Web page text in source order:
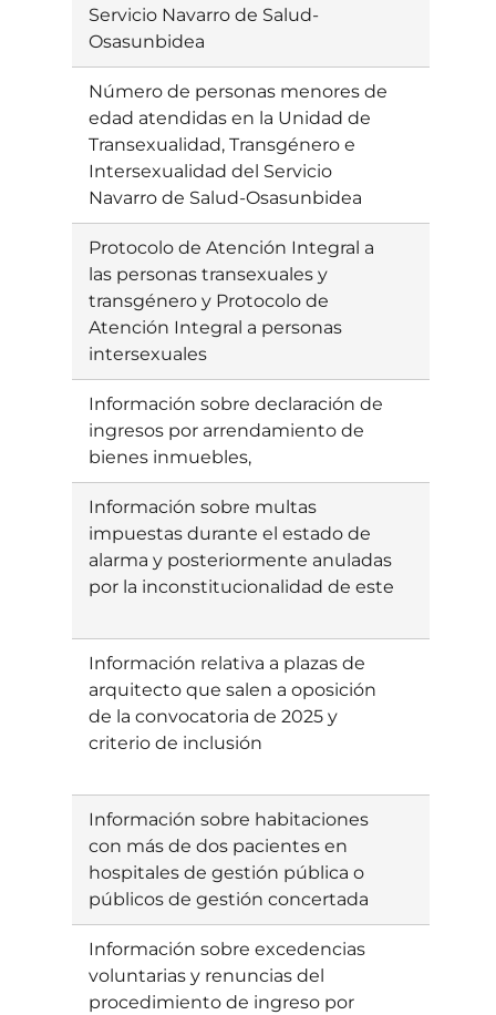
Servicio Navarro de Salud-
Osasunbidea
Número de personas menores de
edad atendidas en la Unidad de
Transexualidad, Transgénero e
Intersexualidad del Servicio
Navarro de Salud-Osasunbidea
Protocolo de Atención Integral a
las personas transexuales y
transgénero y Protocolo de
Atención Integral a personas
intersexuales
Información sobre declaración de
ingresos por arrendamiento de
bienes inmuebles,
Información sobre multas
impuestas durante el estado de
alarma y posteriormente anuladas
por la inconstitucionalidad de este
Información relativa a plazas de
arquitecto que salen a oposición
de la convocatoria de 2025 y
criterio de inclusión
Información sobre habitaciones
con más de dos pacientes en
hospitales de gestión pública o
públicos de gestión concertada
Información sobre excedencias
voluntarias y renuncias del
procedimiento de ingreso por